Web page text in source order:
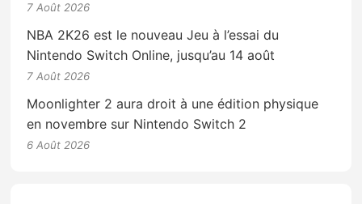
7 Août 2026
NBA 2K26 est le nouveau Jeu à l’essai du
Nintendo Switch Online, jusqu’au 14 août
7 Août 2026
Moonlighter 2 aura droit à une édition physique
en novembre sur Nintendo Switch 2
6 Août 2026